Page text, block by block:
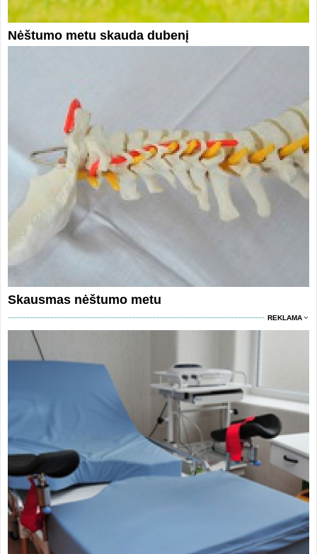
Nėštumo metu skauda dubenį
Skausmas nėštumo metu
REKLAMA